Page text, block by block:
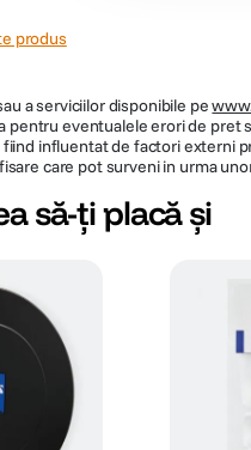
produs
a serviciilor disponibile pe
pentru eventualele erori de pret
influentat de factori externi
care pot surveni in urma
să-ți placă și